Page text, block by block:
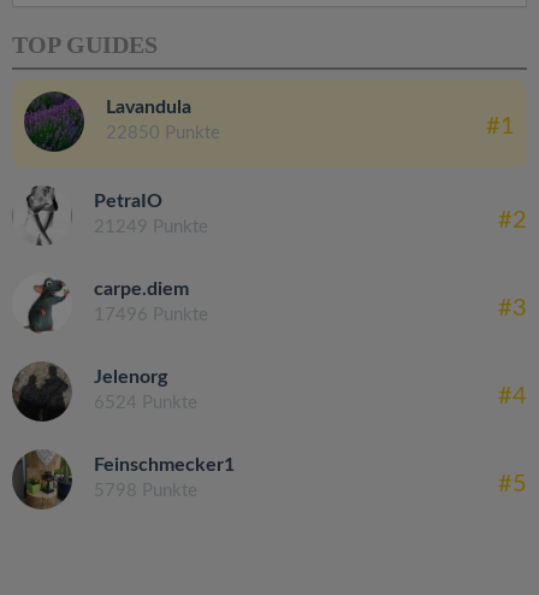
TOP GUIDES
Lavandula
22850 Punkte #1
PetraIO
21249 Punkte #2
carpe.diem
17496 Punkte #3
Jelenorg
6524 Punkte #4
Feinschmecker1
5798 Punkte #5